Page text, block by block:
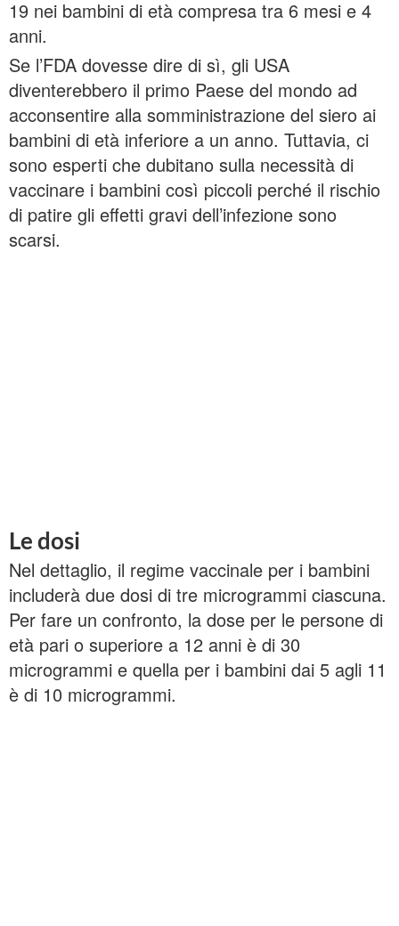
19 nei bambini di età compresa tra 6 mesi e 4
anni.
Se l’FDA dovesse dire di sì, gli USA
diventerebbero il primo Paese del mondo ad
acconsentire alla somministrazione del siero ai
bambini di età inferiore a un anno. Tuttavia, ci
sono esperti che dubitano sulla necessità di
vaccinare i bambini così piccoli perché il rischio
di patire gli effetti gravi dell’infezione sono
scarsi.
Le dosi
Nel dettaglio, il regime vaccinale per i bambini
includerà due dosi di tre microgrammi ciascuna.
Per fare un confronto, la dose per le persone di
età pari o superiore a 12 anni è di 30
microgrammi e quella per i bambini dai 5 agli 11
è di 10 microgrammi.